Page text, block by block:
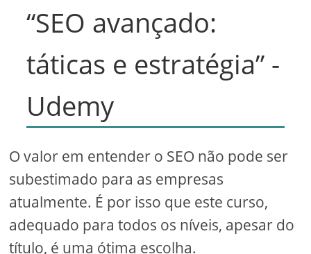
“SEO avançado:
táticas e estratégia” -
Udemy
O valor em entender o SEO não pode ser
subestimado para as empresas
atualmente. É por isso que este curso,
adequado para todos os níveis, apesar do
título, é uma ótima escolha.